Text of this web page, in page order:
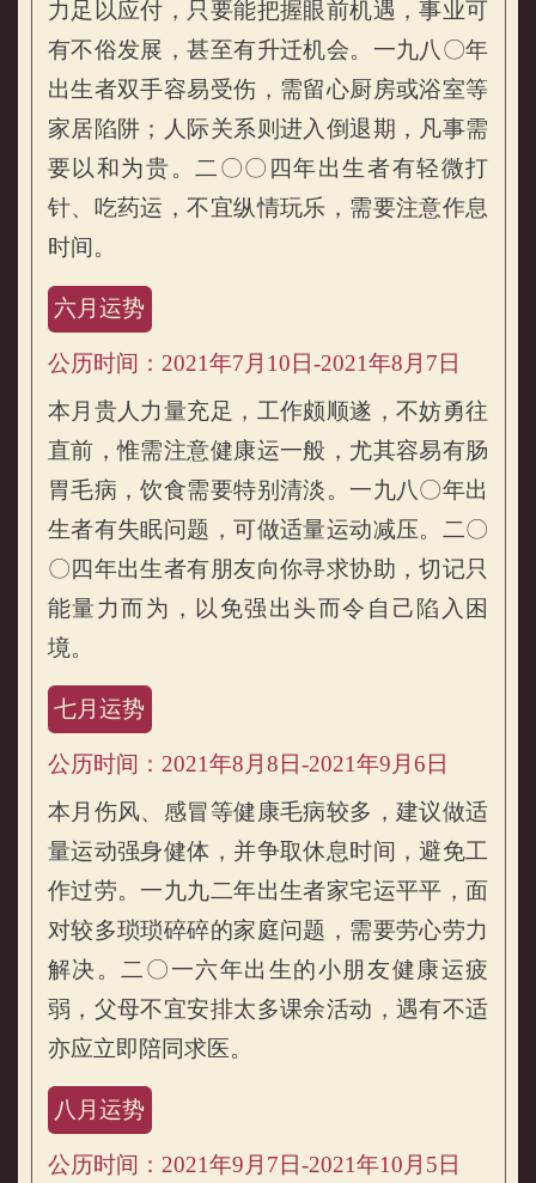
力足以应付，只要能把握眼前机遇，事业可
有不俗发展，甚至有升迁机会。一九八〇年
出生者双手容易受伤，需留心厨房或浴室等
家居陷阱；人际关系则进入倒退期，凡事需
要以和为贵。二〇〇四年出生者有轻微打
针、吃药运，不宜纵情玩乐，需要注意作息
时间。
六月运势
公历时间：2021年7月10日-2021年8月7日
本月贵人力量充足，工作颇顺遂，不妨勇往
直前，惟需注意健康运一般，尤其容易有肠
胃毛病，饮食需要特别清淡。一九八〇年出
生者有失眠问题，可做适量运动减压。二〇
〇四年出生者有朋友向你寻求协助，切记只
能量力而为，以免强出头而令自己陷入困
境。
七月运势
公历时间：2021年8月8日-2021年9月6日
本月伤风、感冒等健康毛病较多，建议做适
量运动强身健体，并争取休息时间，避免工
作过劳。一九九二年出生者家宅运平平，面
对较多琐琐碎碎的家庭问题，需要劳心劳力
解决。二〇一六年出生的小朋友健康运疲
弱，父母不宜安排太多课余活动，遇有不适
亦应立即陪同求医。
八月运势
公历时间：2021年9月7日-2021年10月5日